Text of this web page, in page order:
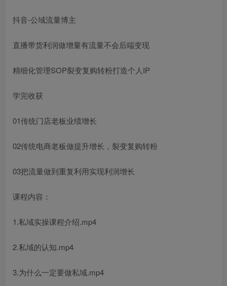
抖音-公域流量博主
直播带货利润做增量有流量不会后端变现
精细化管理SOP裂变复购转粉打造个人IP
学完收获
01传统门店老板业绩增长
02传统电商老板做提升增长，裂变复购转粉
03把流量做到重复利用实现利润增长
课程内容：
1.私域实操课程介绍.mp4
2.私域的认知.mp4
3.为什么一定要做私域.mp4